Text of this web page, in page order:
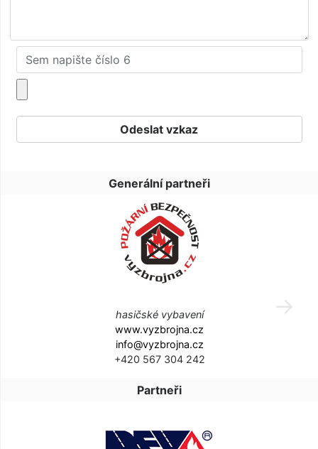
Generální partneři
hasičské vybavení
www.vyzbrojna.cz
info@vyzbrojna.cz
+420 567 304 242
Partneři